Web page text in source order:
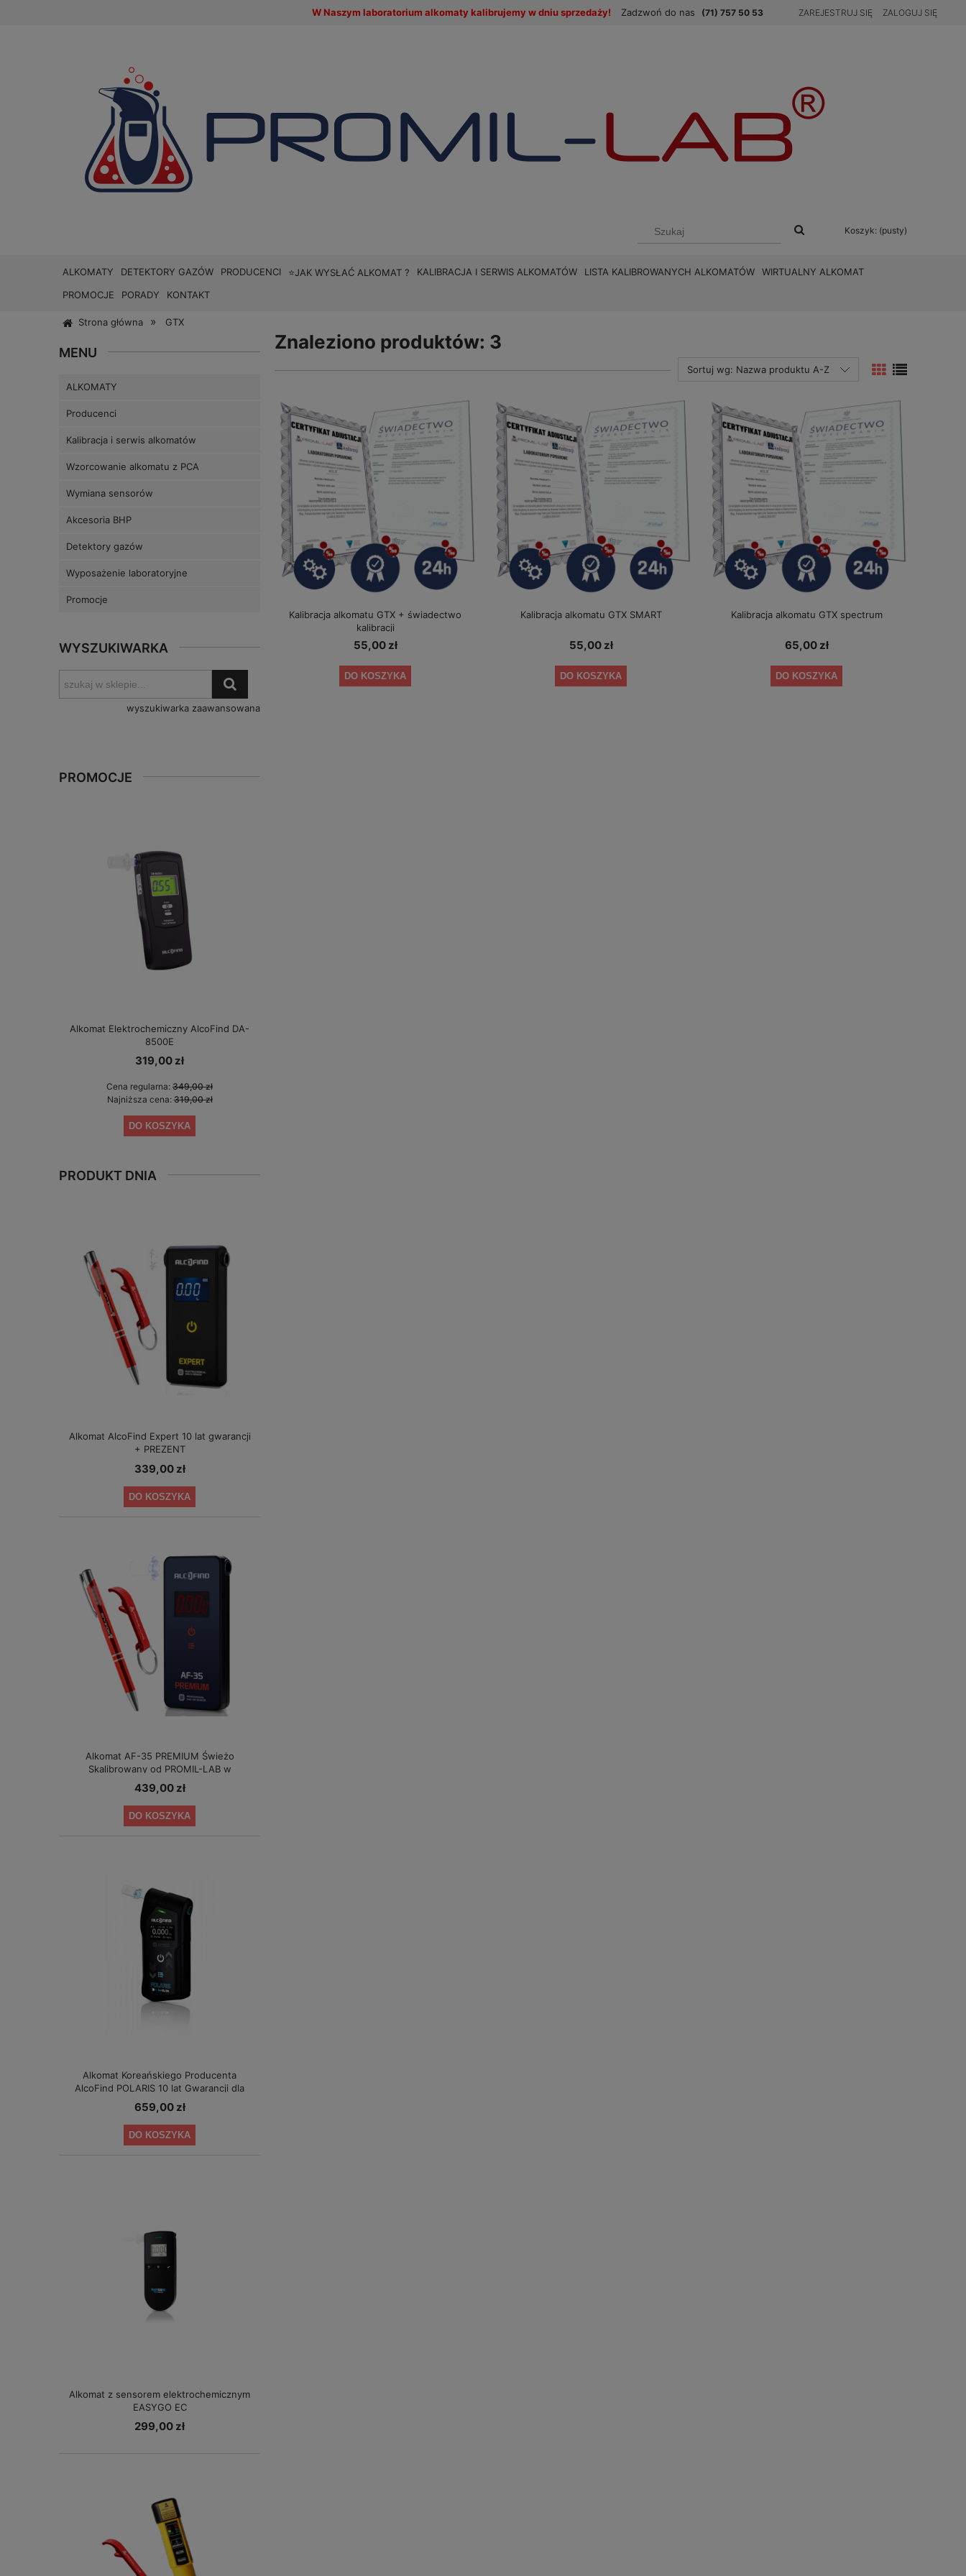
W Naszym laboratorium alkomaty kalibrujemy w dniu sprzedaży! Zadzwoń do nas (71) 757 50 53 ZAREJESTRUJ SIĘ ZALOGUJ SIĘ
Koszyk: (pusty)
ALKOMATY DETEKTORY GAZÓW PRODUCENCI ⭐JAK WYSŁAĆ ALKOMAT ? KALIBRACJA I SERWIS ALKOMATÓW LISTA KALIBROWANYCH ALKOMATÓW
WIRTUALNY ALKOMAT
PROMOCJE
PORADY KONTAKT
Strona główna » GTX
MENU
ALKOMATY
Producenci
Kalibracja i serwis alkomatów
Wzorcowanie alkomatu z PCA
Wymiana sensorów
Akcesoria BHP
Detektory gazów
Wyposażenie laboratoryjne
Promocje
WYSZUKIWARKA
wyszukiwarka zaawansowana
PROMOCJE
Alkomat Elektrochemiczny AlcoFind DA-
8500E
319,00 zł
Cena regularna: 349,00 zł
Najniższa cena:319,00 zł
DO KOSZYKA
PRODUKT DNIA
Alkomat AlcoFind Expert 10 lat gwarancji
+ PREZENT
339,00 zł
DO KOSZYKA
Alkomat AF-35 PREMIUM Świeżo
Skalibrowany od PROMIL-LAB w
specjalnej cenie!
439,00 zł
DO KOSZYKA
Alkomat Koreańskiego Producenta
AlcoFind POLARIS 10 lat Gwarancji dla
Małych Firm
659,00 zł
DO KOSZYKA
Alkomat z sensorem elektrochemicznym
EASYGO EC
299,00 zł
Znaleziono produktów: 3
Sortuj wg: Nazwa produktu A-Z
Kalibracja alkomatu GTX + świadectwo
kalibracji
55,00 zł
DO KOSZYKA
Kalibracja alkomatu GTX SMART
55,00 zł
DO KOSZYKA
Kalibracja alkomatu GTX spectrum
65,00 zł
DO KOSZYKA